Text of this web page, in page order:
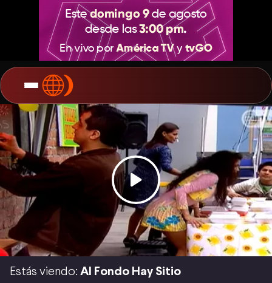
Estás viendo: Al Fondo Hay Sitio